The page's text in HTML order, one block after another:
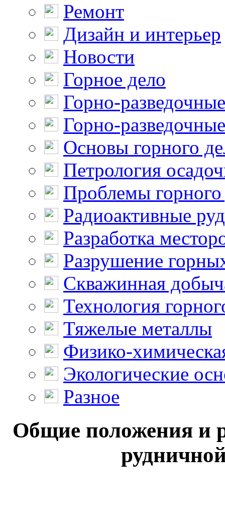
Ремонт
Дизайн и интерьер
Новости
Горное дело
Горно-
Горно-
Основы горного
Петрология
Проблемы горного
Радиоактивные
Разработка
Разрушение
Скважинная
Технология
Тяжелые металлы
Физико-
Экологические
Разное
Общие положения и